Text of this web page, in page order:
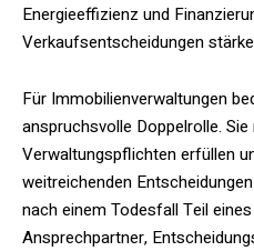
Energieeffizienz und
Verkaufsentscheidungen
Für Immobilienverwaltungen
anspruchsvolle Doppelrolle.
Verwaltungspflichten erfüllen
weitreichenden
nach einem Todesfall Teil
Ansprechpartner,